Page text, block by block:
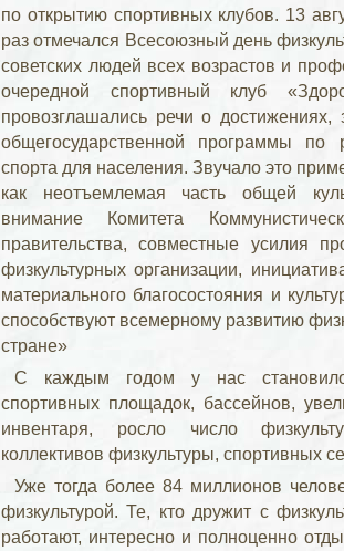
по открытию спортивных клубов. 13
раз отмечался Всесоюзный день
советских людей всех возрастов и
очередной спортивный клуб
провозглашались речи о
общегосударственной программы
спорта для населения. Звучало это
как неотъемлемая часть общей
внимание Комитета
правительства, совместные усилия
физкультурных организации,
материального благосостояния и
способствуют всемерному развитию
стране»
С каждым годом у нас
спортивных площадок, бассейнов,
инвентаря, росло число
коллективов физкультуры, спортивных
Уже тогда более 84 миллионов
физкультурой. Те, кто дружит с
работают, интересно и полноценно